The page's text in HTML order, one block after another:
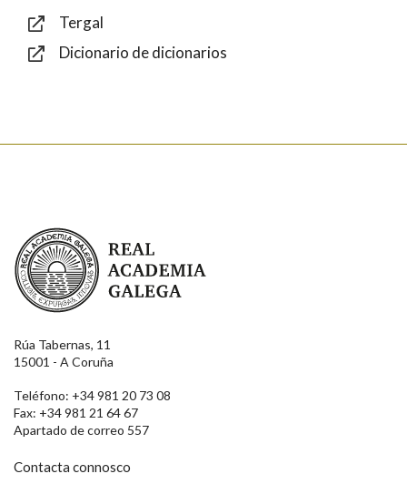
Tergal
Dicionario de dicionarios
Real Academia Galega
Rúa Tabernas, 11
15001 - A Coruña
Teléfono: +34 981 20 73 08
Fax: +34 981 21 64 67
Apartado de correo 557
Contacta connosco